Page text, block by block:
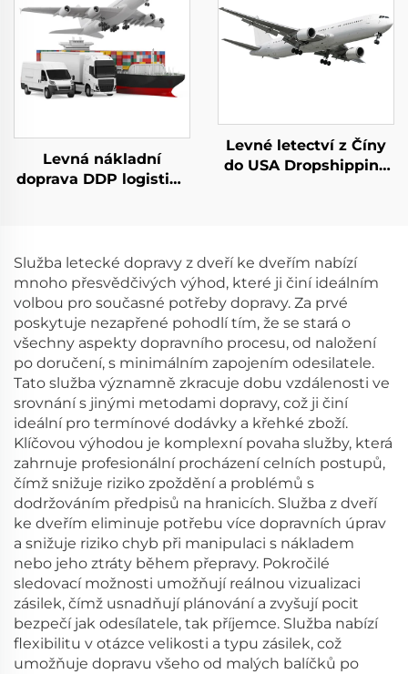
kupující
expediční agent
Levná nákladní
doprava DDP logistika
Španělska, Německa,
Francie, Portugalska,
expedice UPS DHL
Express Shipping
Agent
Levné letectví z Číny
do USA Dropshipping
Služba letecké dopravy z dveří ke dveřím nabízí
mnoho přesvědčivých výhod, které ji činí ideálním
volbou pro současné potřeby dopravy. Za prvé
poskytuje nezapřené pohodlí tím, že se stará o
všechny aspekty dopravního procesu, od naložení
po doručení, s minimálním zapojením odesilatele.
Tato služba významně zkracuje dobu vzdálenosti ve
srovnání s jinými metodami dopravy, což ji činí
ideální pro termínové dodávky a křehké zboží.
Klíčovou výhodou je komplexní povaha služby, která
zahrnuje profesionální procházení celních postupů,
čímž snižuje riziko zpoždění a problémů s
dodržováním předpisů na hranicích. Služba z dveří
ke dveřím eliminuje potřebu více dopravních úprav
a snižuje riziko chyb při manipulaci s nákladem
nebo jeho ztráty během přepravy. Pokročilé
sledovací možnosti umožňují reálnou vizualizaci
zásilek, čímž usnadňují plánování a zvyšují pocit
bezpečí jak odesílatele, tak příjemce. Služba nabízí
flexibilitu v otázce velikosti a typu zásilek, což
umožňuje dopravu všeho od malých balíčků po